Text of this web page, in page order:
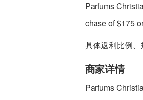
Parfums
chase of $175
具体返利比例、
商家详情
Parfums